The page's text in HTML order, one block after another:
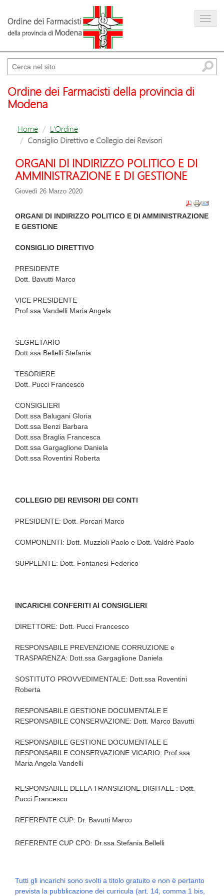
Amministrazione trasparente
Cerca
Ordine dei Farmacisti della provincia di
Modena
Home
L'Ordine
Consiglio Direttivo e Collegio dei Revisori
ORGANI DI INDIRIZZO POLITICO E DI
AMMINISTRAZIONE E DI GESTIONE
Giovedì 26 Marzo 2020
ORGANI DI INDIRIZZO POLITICO E DI AMMINISTRAZIONE
E GESTIONE
CONSIGLIO DIRETTIVO
PRESIDENTE
Dott. Bavutti Marco
VICE PRESIDENTE
Prof.ssa Vandelli Maria Angela
SEGRETARIO
Dott.ssa Bellelli Stefania
TESORIERE
Dott. Pucci Francesco
CONSIGLIERI
Dott.ssa Balugani Gloria
Dott.ssa Benzi Barbara
Dott.ssa Braglia Francesca
Dott.ssa Gargaglione Daniela
Dott.ssa Roventini Roberta
COLLEGIO DEI REVISORI DEI CONTI
PRESIDENTE: Dott. Porcari Marco
COMPONENTI: Dott. Muzzioli Paolo e Dott. Valdrè Paolo
SUPPLENTE: Dott. Fontanesi Federico
INCARICHI CONFERITI AI CONSIGLIERI
DIRETTORE: Dott. Pucci Francesco
RESPONSABILE PREVENZIONE CORRUZIONE e
TRASPARENZA: Dott.ssa Gargaglione Daniela
SOSTITUTO PROVVEDIMENTALE: Dott.ssa Roventini
Roberta
RESPONSABILE GESTIONE DOCUMENTALE E
RESPONSABILE CONSERVAZIONE: Dott. Marco Bavutti
RESPONSABILE GESTIONE DOCUMENTALE E
RESPONSABILE CONSERVAZIONE VICARIO: Prof.ssa
Maria Angela Vandelli
RESPONSABILE DELLA TRANSIZIONE DIGITALE : Dott.
Pucci Francesco
REFERENTE CUP: Dr. Bavutti Marco
REFERENTE CUP CPO: Dr.ssa Stefania Bellelli
Tutti gli incarichi sono svolti a titolo gratuito e non è pertanto
prevista la pubblicazione dei curricula (art. 14, comma 1 bis,